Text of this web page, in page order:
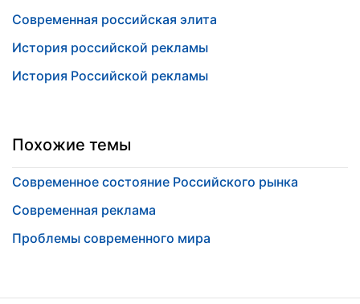
Современная российская элита
История российской рекламы
История Российской рекламы
Похожие темы
Современное состояние Российского рынка
Современная реклама
Проблемы современного мира